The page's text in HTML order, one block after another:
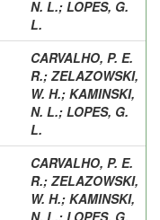
N. L.; LOPES, G.
L.
CARVALHO, P. E.
R.; ZELAZOWSKI,
W. H.; KAMINSKI,
N. L.; LOPES, G.
L.
CARVALHO, P. E.
R.; ZELAZOWSKI,
W. H.; KAMINSKI,
N. L.; LOPES, G.